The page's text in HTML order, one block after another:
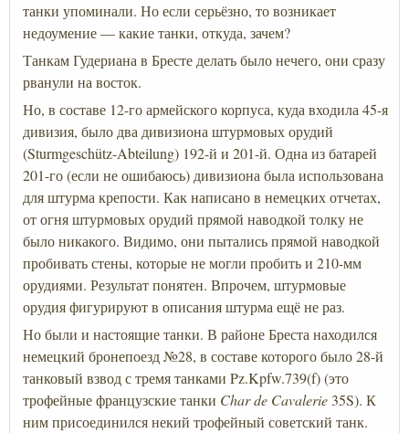
танки упоминали. Но если серьёзно, то возникает
недоумение — какие танки, откуда, зачем?
Танкам Гудериана в Бресте делать было нечего, они сразу
рванули на восток.
Но, в составе 12-го армейского корпуса, куда входила 45-я
дивизия, было два дивизиона штурмовых орудий
(Sturmgeschütz-Abteilung) 192-й и 201-й. Одна из батарей
201-го (если не ошибаюсь) дивизиона была использована
для штурма крепости. Как написано в немецких отчетах,
от огня штурмовых орудий прямой наводкой толку не
было никакого. Видимо, они пытались прямой наводкой
пробивать стены, которые не могли пробить и 210-мм
орудиями. Результат понятен. Впрочем, штурмовые
орудия фигурируют в описания штурма ещё не раз.
Но были и настоящие танки. В районе Бреста находился
немецкий бронепоезд №28, в составе которого было 28-й
танковый взвод с тремя танками Pz.Kpfw.739(f) (это
трофейные французские танки Char de Cavalerie 35S). К
ним присоединился некий трофейный советский танк.